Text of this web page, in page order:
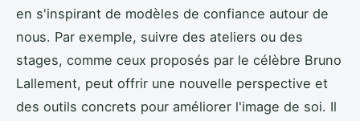
en s'inspirant de modèles de confiance autour de
nous. Par exemple, suivre des ateliers ou des
stages, comme ceux proposés par le célèbre Bruno
Lallement, peut offrir une nouvelle perspective et
des outils concrets pour améliorer l'image de soi. Il